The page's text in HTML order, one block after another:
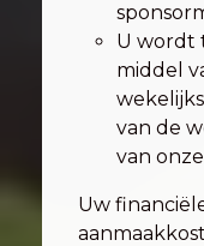
U wordt
middel
van de
van
Uw